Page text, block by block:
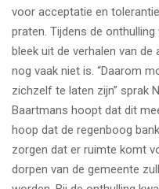
voor acceptatie en
praten. Tijdens de
bleek uit de verhalen van
nog vaak niet is. “Daarom
zichzelf te laten zijn” sprak
Baartmans hoopt dat dit
hoop dat de regenboog
zorgen dat er ruimte komt
dorpen van de gemeente